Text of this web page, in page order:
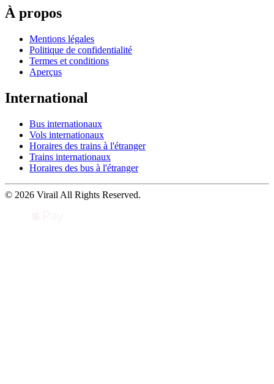
À propos
Mentions légales
Politique de confidentialité
Termes et conditions
Aperçus
International
Bus internationaux
Vols internationaux
Horaires des trains à l'étranger
Trains internationaux
Horaires des bus à l'étranger
© 2026 Virail All Rights Reserved.